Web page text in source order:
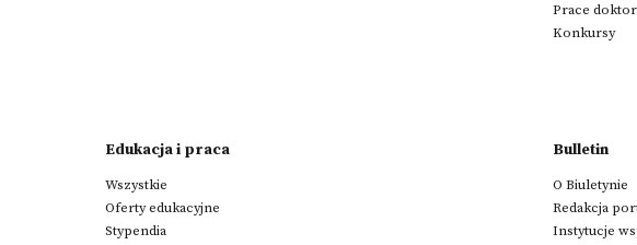
Prace
Konkursy
Edukacja i praca
Wszystkie
Oferty edukacyjne
Stypendia
Bulletin
O Biuletynie
Redakcja
Instytucje